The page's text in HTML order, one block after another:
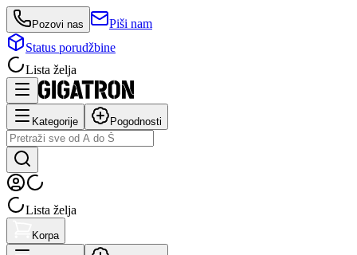
Pozovi nas
Piši nam
Status porudžbine
Lista želja
Kategorije Pogodnosti
Lista želja
Korpa